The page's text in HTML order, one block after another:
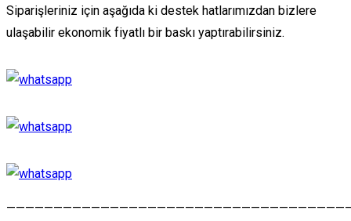
Siparişleriniz için aşağıda ki destek hatlarımızdan bizlere
ulaşabilir ekonomik fiyatlı bir baskı yaptırabilirsiniz.